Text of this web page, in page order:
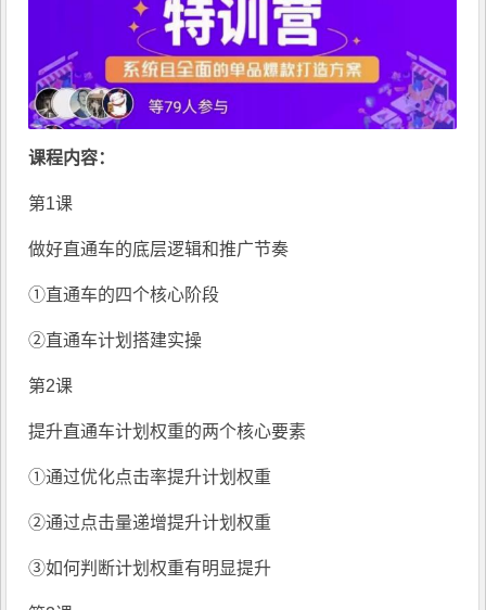
课程内容：
第1课
做好直通车的底层逻辑和推广节奏
①直通车的四个核心阶段
②直通车计划搭建实操
第2课
提升直通车计划权重的两个核心要素
①通过优化点击率提升计划权重
②通过点击量递增提升计划权重
③如何判断计划权重有明显提升